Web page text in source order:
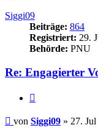
Siggi09
Beiträge: 864
Registriert: 29.
Behörde: PNU
Re: Engagierter
Beitrag
von Siggi09 » 27. Jul